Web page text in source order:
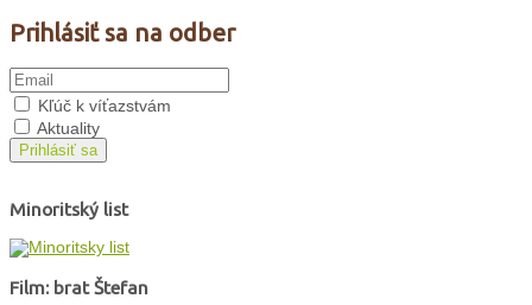
Prihlásiť sa na odber
Kľúč k víťazstvám
Aktuality
Prihlásiť sa
Minoritský list
Film: brat Štefan